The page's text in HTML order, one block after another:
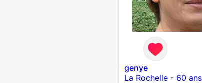
genye
La Rochelle- 60 ans